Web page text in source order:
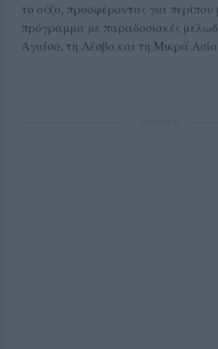
το ούζο, προσφέροντας για
πρόγραμμα με παραδοσιακές
Αγιάσο, τη Λέσβο και τη Μικρά